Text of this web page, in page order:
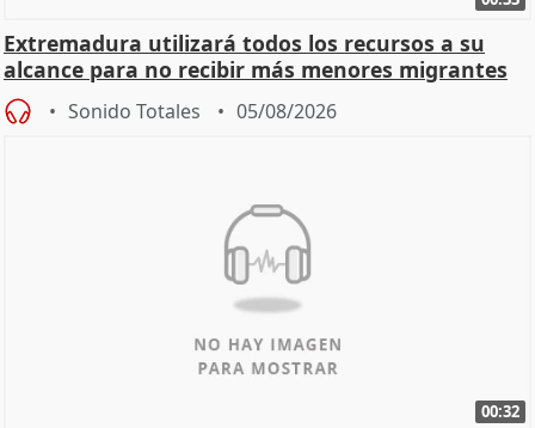
Extremadura utilizará todos los recursos a su
alcance para no recibir más menores migrantes
Sonido Totales 05/08/2026
00:32